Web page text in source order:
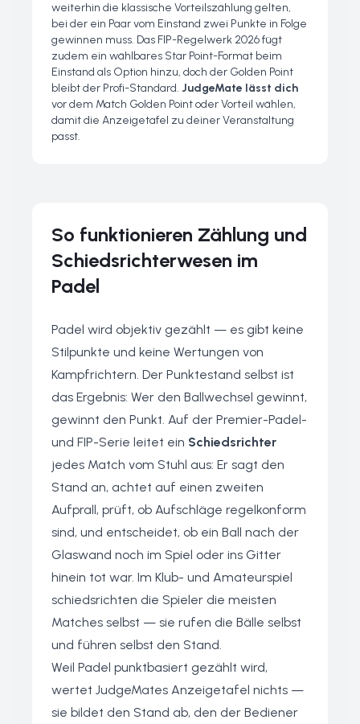
weiterhin die klassische Vorteilszählung gelten,
bei der ein Paar vom Einstand zwei Punkte in Folge
gewinnen muss. Das FIP-Regelwerk 2026 fügt
zudem ein wählbares Star Point-Format beim
Einstand als Option hinzu, doch der Golden Point
bleibt der Profi-Standard. JudgeMate lässt dich
vor dem Match Golden Point oder Vorteil wählen,
damit die Anzeigetafel zu deiner Veranstaltung
passt.
So funktionieren Zählung und
Schiedsrichterwesen im
Padel
Padel wird objektiv gezählt — es gibt keine
Stilpunkte und keine Wertungen von
Kampfrichtern. Der Punktestand selbst ist
das Ergebnis: Wer den Ballwechsel gewinnt,
gewinnt den Punkt. Auf der Premier-Padel-
und FIP-Serie leitet ein Schiedsrichter
jedes Match vom Stuhl aus: Er sagt den
Stand an, achtet auf einen zweiten
Aufprall, prüft, ob Aufschläge regelkonform
sind, und entscheidet, ob ein Ball nach der
Glaswand noch im Spiel oder ins Gitter
hinein tot war. Im Klub- und Amateurspiel
schiedsrichten die Spieler die meisten
Matches selbst — sie rufen die Bälle selbst
und führen selbst den Stand.
Weil Padel punktbasiert gezählt wird,
wertet JudgeMates Anzeigetafel nichts —
sie bildet den Stand ab, den der Bediener